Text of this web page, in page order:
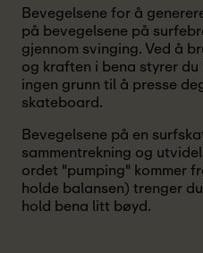
Bevegelsene for å
på bevegelsene på
gjennom svinging. Ved å
og kraften i bena styrer
ingen grunn til å presse
skateboard.
Bevegelsene på en
sammentrekning og
ordet "pumping" kommer
holde balansen) trenger
hold bena litt bøyd.